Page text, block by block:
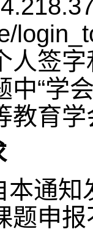
人签
中“学
教育
本通
题申